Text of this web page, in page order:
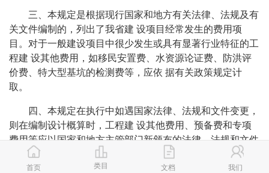
三、本规定是根据现行国家和地方有关法律、法规及有
关文件编制的，列出了我省建 设项目经常发生的费用项
目。对于一般建设项目中很少发生或具有显著行业特征的工
程建 设其他费用，如移民安置费、水资源论证费、防洪评
价费、特大型基坑的检测费等，应依 据有关政策规定计
取。
四、本规定在执行中如遇国家法律、法规和文件变更，
则在编制设计概算时，工程建 设其他费用、预备费和专项
费用等应以国家和地方主管部门新颁布的法律、法规和文件
规 定为依据计算。
首页 类目 文档 我们